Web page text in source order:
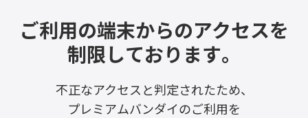
ご利用の端末からのアクセスを
制限しております。
不正なアクセスと判定されたため、
プレミアムバンダイのご利用を